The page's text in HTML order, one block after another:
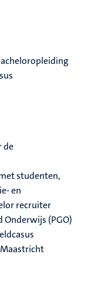
de
studenten,
en
recruiter
(PGO)